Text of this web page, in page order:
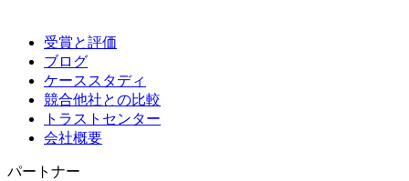
受賞と評価
ブログ
ケーススタディ
競合他社との比較
トラストセンター
会社概要
パートナー